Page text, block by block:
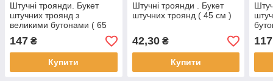
Штучні троянди. Букет
штучних троянд з
великими бутонами ( 65
см )
147 ₴
Купити
Штучні троянди . Букет
штучних троянд ( 45 см )
42,30₴
Купити
117